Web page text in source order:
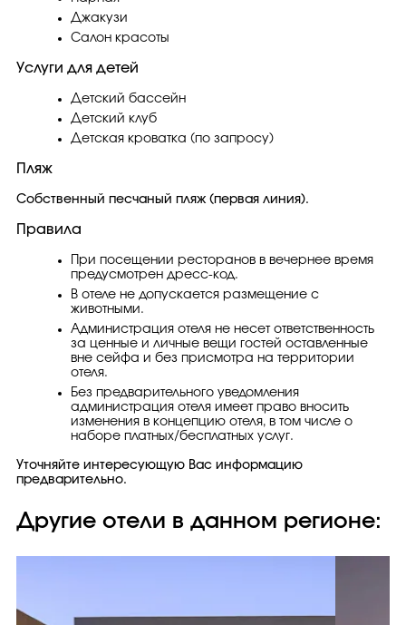
Джакузи
Салон красоты
Услуги для детей
Детский бассейн
Детский клуб
Детская кроватка (по запросу)
Пляж
Собственный песчаный пляж (первая линия).
Правила
При посещении ресторанов в вечернее время
предусмотрен дресс-код.
В отеле не допускается размещение с
животными.
Администрация отеля не несет ответственность
за ценные и личные вещи гостей оставленные
вне сейфа и без присмотра на территории
отеля.
Без предварительного уведомления
администрация отеля имеет право вносить
изменения в концепцию отеля, в том числе о
наборе платных/бесплатных услуг.
Уточняйте интересующую Вас информацию
предварительно.
Другие отели в данном регионе: